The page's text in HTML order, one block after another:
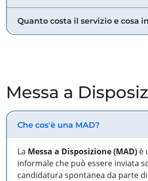
Quanto costa il servizio e cosa
Messa a
Che cos'è una MAD?
La Messa a Disposizione (MAD) è
informale che può essere inviata
candidatura spontanea da parte